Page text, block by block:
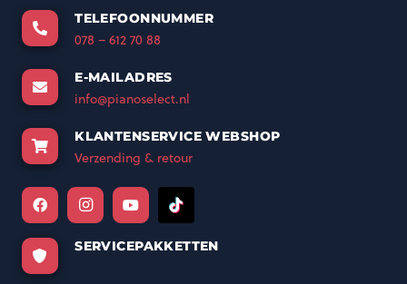
TELEFOONNUMMER
078 – 612 70 88
E-MAILADRES
info@pianoselect.nl
KLANTENSERVICE WEBSHOP
Verzending & retour
SERVICEPAKKETTEN